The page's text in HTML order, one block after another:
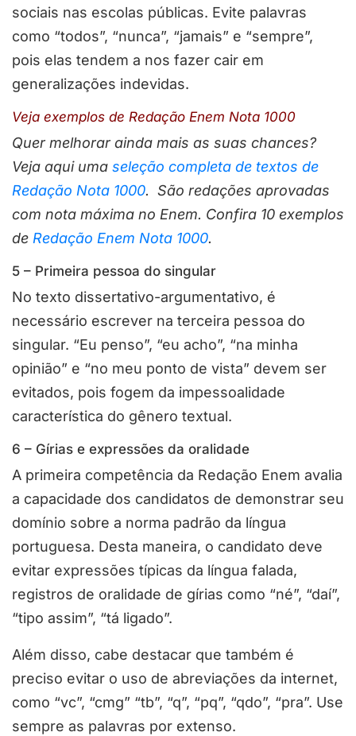
sociais nas escolas públicas. Evite palavras
como “todos”, “nunca”, “jamais” e “sempre”,
pois elas tendem a nos fazer cair em
generalizações indevidas.
Veja exemplos de Redação Enem Nota 1000
Quer melhorar ainda mais as suas chances?
Veja aqui uma seleção completa de textos de
Redação Nota 1000. São redações aprovadas
com nota máxima no Enem. Confira 10 exemplos
de Redação Enem Nota 1000.
5 – Primeira pessoa do singular
No texto dissertativo-argumentativo, é
necessário escrever na terceira pessoa do
singular. “Eu penso”, “eu acho”, “na minha
opinião” e “no meu ponto de vista” devem ser
evitados, pois fogem da impessoalidade
característica do gênero textual.
6 – Gírias e expressões da oralidade
A primeira competência da Redação Enem avalia
a capacidade dos candidatos de demonstrar seu
domínio sobre a norma padrão da língua
portuguesa. Desta maneira, o candidato deve
evitar expressões típicas da língua falada,
registros de oralidade de gírias como “né”, “daí”,
“tipo assim”, “tá ligado”.
Além disso, cabe destacar que também é
preciso evitar o uso de abreviações da internet,
como “vc”, “cmg” “tb”, “q”, “pq”, “qdo”, “pra”. Use
sempre as palavras por extenso.